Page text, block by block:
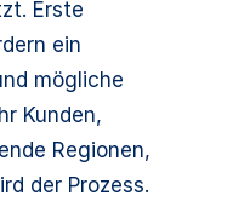
Erste
ein
mögliche
Kunden,
Regionen,
der Prozess.